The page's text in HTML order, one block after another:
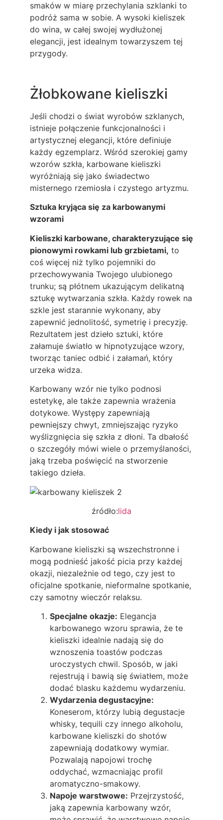
smaków w miarę przechylania szklanki to
podróż sama w sobie. A wysoki kieliszek
do wina, w całej swojej wydłużonej
elegancji, jest idealnym towarzyszem tej
przygody.
Żłobkowane kieliszki
Jeśli chodzi o świat wyrobów szklanych,
istnieje połączenie funkcjonalności i
artystycznej elegancji, które definiuje
każdy egzemplarz. Wśród szerokiej gamy
wzorów szkła, karbowane kieliszki
wyróżniają się jako świadectwo
misternego rzemiosła i czystego artyzmu.
Sztuka kryjąca się za karbowanymi
wzorami
Kieliszki karbowane, charakteryzujące się
pionowymi rowkami lub grzbietami, to
coś więcej niż tylko pojemniki do
przechowywania Twojego ulubionego
trunku; są płótnem ukazującym delikatną
sztukę wytwarzania szkła. Każdy rowek na
szkle jest starannie wykonany, aby
zapewnić jednolitość, symetrię i precyzję.
Rezultatem jest dzieło sztuki, które
załamuje światło w hipnotyzujące wzory,
tworząc taniec odbić i załamań, który
urzeka widza.
Karbowany wzór nie tylko podnosi
estetykę, ale także zapewnia wrażenia
dotykowe. Występy zapewniają
pewniejszy chwyt, zmniejszając ryzyko
wyślizgnięcia się szkła z dłoni. Ta dbałość
o szczegóły mówi wiele o przemyślaności,
jaką trzeba poświęcić na stworzenie
takiego dzieła.
źródło:lida
Kiedy i jak stosować
Karbowane kieliszki są wszechstronne i
mogą podnieść jakość picia przy każdej
okazji, niezależnie od tego, czy jest to
oficjalne spotkanie, nieformalne spotkanie,
czy samotny wieczór relaksu.
Specjalne okazje: Elegancja
karbowanego wzoru sprawia, że te
kieliszki idealnie nadają się do
wznoszenia toastów podczas
uroczystych chwil. Sposób, w jaki
rejestrują i bawią się światłem, może
dodać blasku każdemu wydarzeniu.
Wydarzenia degustacyjne:
Koneserom, którzy lubią degustacje
whisky, tequili czy innego alkoholu,
karbowane kieliszki do shotów
zapewniają dodatkowy wymiar.
Pozwalają napojowi trochę
oddychać, wzmacniając profil
aromatyczno-smakowy.
Napoje warstwowe: Przejrzystość,
jaką zapewnia karbowany wzór,